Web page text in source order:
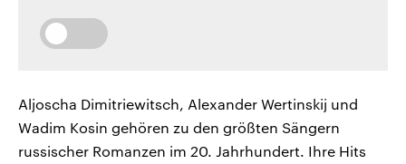
Aljoscha Dimitriewitsch, Alexander Wertinskij und
Wadim Kosin gehören zu den größten Sängern
russischer Romanzen im 20. Jahrhundert. Ihre Hits